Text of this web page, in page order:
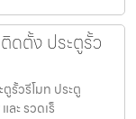
ดตั้ง ประตูรั้ว
รั้วรีโมท ประตู
ะ รวดเร็